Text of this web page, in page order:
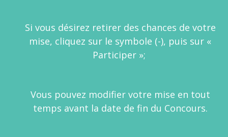
Si vous désirez retirer des chances de votre
mise, cliquez sur le symbole (-), puis sur «
Participer »;
Vous pouvez modifier votre mise en tout
temps avant la date de fin du Concours.